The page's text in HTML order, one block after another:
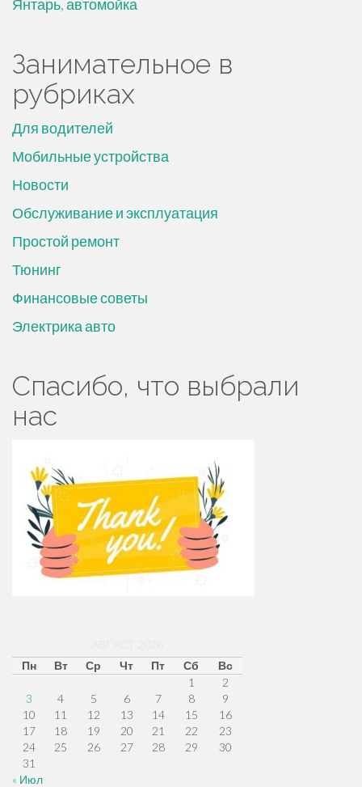
Янтарь, автомойка
Занимательное в
рубриках
Для водителей
Мобильные устройства
Новости
Обслуживание и эксплуатация
Простой ремонт
Тюнинг
Финансовые советы
Электрика авто
Спасибо, что выбрали
нас
Пн
Вт Ср Чт Пт Сб
Вс
1
2
3
4 5 6 7 8
9
10
11 12 13 14 15
16
17
18 19 20 21 22
23
24
25 26 27 28 29
30
31
« Июл